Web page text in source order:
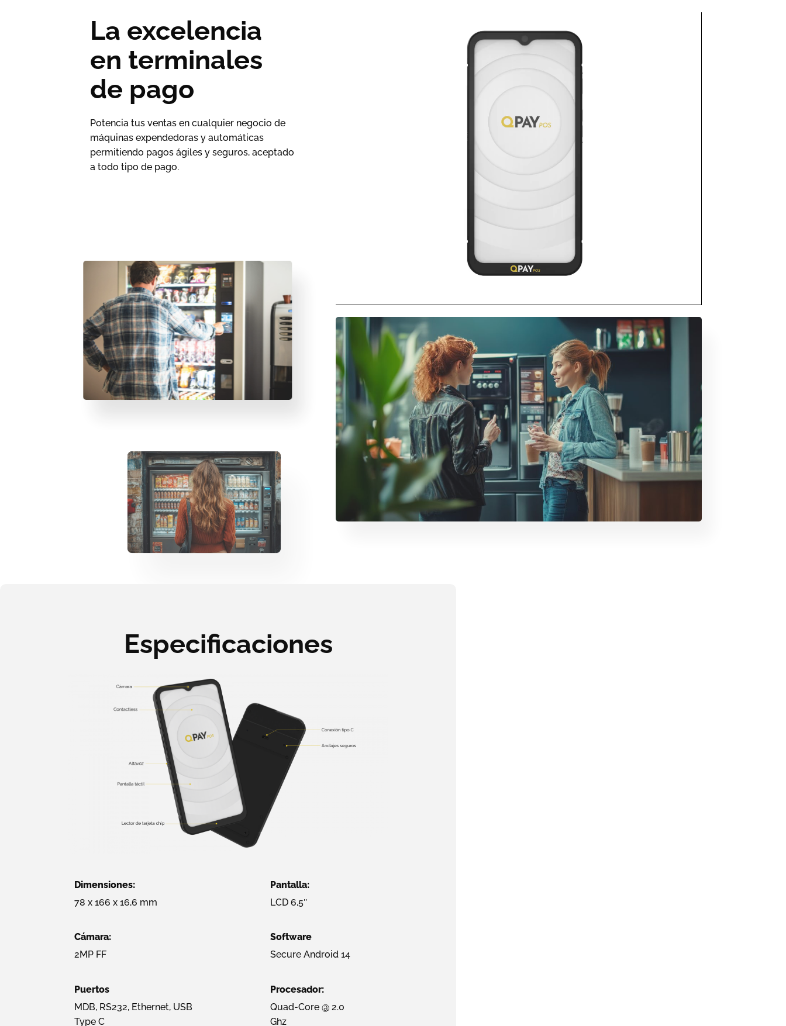
La excelencia
en terminales
de pago
Potencia tus ventas en cualquier negocio de
máquinas expendedoras y automáticas
permitiendo pagos ágiles y seguros, aceptado
a todo tipo de pago.
Especificaciones
Dimensiones:
78 x 166 x 16,6 mm
Cámara:
2MP FF
Puertos
MDB, RS232, Ethernet, USB
Type C
Pantalla:
LCD 6,5″
Software
Secure Android 14
Procesador:
Quad-Core @ 2.0
Ghz